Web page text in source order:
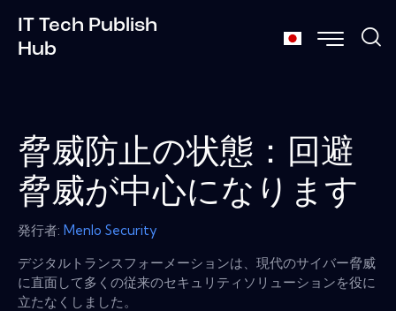
IT Tech Publish
Hub
脅威防止の状態：回避
脅威が中心になります
発行者: Menlo Security
デジタルトランスフォーメーションは、現代のサイバー脅威
に直面して多くの従来のセキュリティソリューションを役に
立たなくしました。